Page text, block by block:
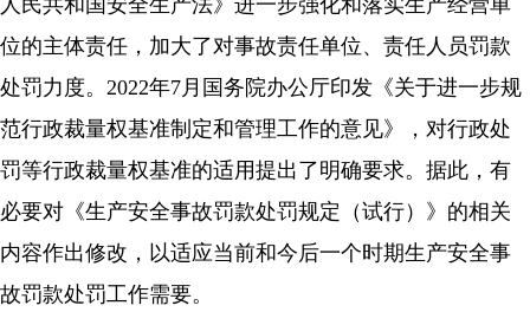
人民共和国安全生产法》进一步强化和落实生产经营单
位的主体责任，加大了对事故责任单位、责任人员罚款
处罚力度。2022年7月国务院办公厅印发《关于进一步规
范行政裁量权基准制定和管理工作的意见》，对行政处
罚等行政裁量权基准的适用提出了明确要求。据此，有
必要对《生产安全事故罚款处罚规定（试行）》的相关
内容作出修改，以适应当前和今后一个时期生产安全事
故罚款处罚工作需要。